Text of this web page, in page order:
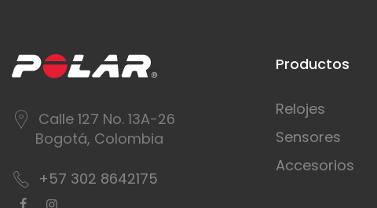
Calle 127 No. 13A-26
Bogotá, Colombia
+57 302 8642175
Productos
Relojes
Sensores
Accesorios